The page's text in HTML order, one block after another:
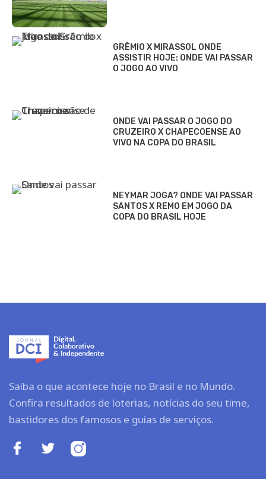
GRÊMIO X MIRASSOL ONDE
ASSISTIR HOJE: ONDE VAI PASSAR
O JOGO AO VIVO
ONDE VAI PASSAR O JOGO DO
CRUZEIRO X CHAPECOENSE AO
VIVO NA COPA DO BRASIL
NEYMAR JOGA? ONDE VAI PASSAR
SANTOS X REMO EM JOGO DA
COPA DO BRASIL HOJE
Saiba o que acontece hoje no Brasil e no Mundo.
Confira resultados de loterias, notícias do seu time,
bastidores dos famosos e guias de serviços.